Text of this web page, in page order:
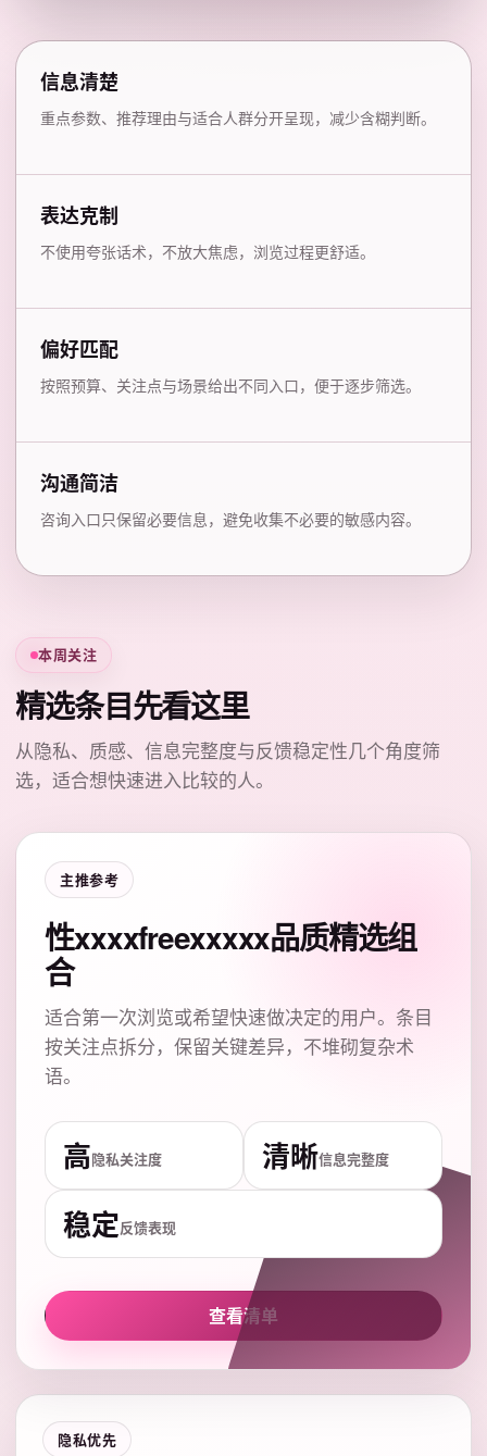
信息清楚
重点参数、推荐理由与适合人群分开呈现，减少含糊判断。
表达克制
不使用夸张话术，不放大焦虑，浏览过程更舒适。
偏好匹配
按照预算、关注点与场景给出不同入口，便于逐步筛选。
沟通简洁
咨询入口只保留必要信息，避免收集不必要的敏感内容。
本周关注
精选条目先看这里
从隐私、质感、信息完整度与反馈稳定性几个角度筛
选，适合想快速进入比较的人。
主推参考
性xxxxfreexxxxx品质精选组
合
适合第一次浏览或希望快速做决定的用户。条目
按关注点拆分，保留关键差异，不堆砌复杂术
语。
高隐私关注度 清晰信息完整度
稳定反馈表现
查看清单
隐私优先